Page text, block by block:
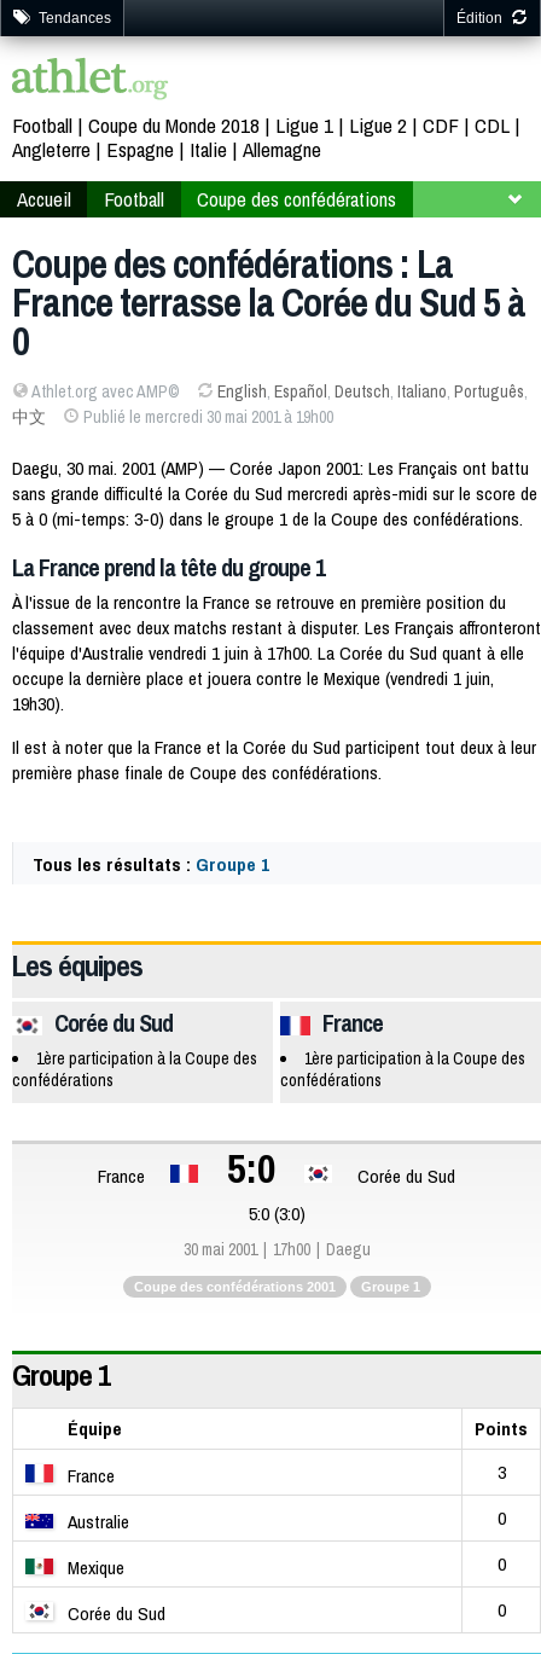
Tendances Édition
Football Coupe du Monde 2018 Ligue 1 Ligue 2 CDF CDL
Angleterre
Espagne Italie Allemagne
Accueil
Football
Coupe des confédérations
Coupe des confédérations : La
France terrasse la Corée du Sud 5 à
0
Athlet.org avec AMP© English, Español, Deutsch, Italiano, Português,
中文
Publié le mercredi 30 mai 2001 à 19h00
Daegu, 30 mai. 2001 (AMP) — Corée Japon 2001: Les Français ont battu
sans grande difficulté la Corée du Sud mercredi après-midi sur le score de
5 à 0 (mi-temps: 3-0) dans le groupe 1 de la Coupe des confédérations.
La France prend la tête du groupe 1
À l'issue de la rencontre la France se retrouve en première position du
classement avec deux matchs restant à disputer. Les Français affronteront
l'équipe d'Australie vendredi 1 juin à 17h00. La Corée du Sud quant à elle
occupe la dernière place et jouera contre le Mexique (vendredi 1 juin,
19h30).
Il est à noter que la France et la Corée du Sud participent tout deux à leur
première phase finale de Coupe des confédérations.
Tous les résultats : Groupe 1
Les équipes
France
1ère participation à la Coupe des
confédérations
Corée du Sud
1ère participation à la Coupe des
confédérations
France 5:0
Corée du Sud
5:0 (3:0)
30 mai 2001 17h00 Daegu
Coupe des confédérations 2001 Groupe 1
Groupe 1
Équipe
Points
France
3
Australie
0
Mexique
0
Corée du Sud
0